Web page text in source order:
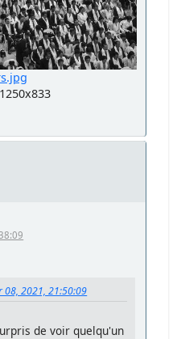
08, 2021, 21:50:09
de voir quelqu'un